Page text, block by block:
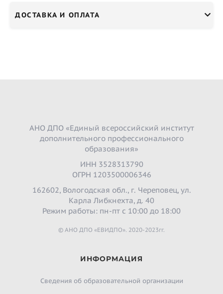
ДОСТАВКА И ОПЛАТА
АНО ДПО «Единый всероссийский институт
дополнительного профессионального
образования»
ИНН 3528313790
ОГРН 1203500006346
162602, Вологодская обл., г. Череповец, ул.
Карла Либкнехта, д. 40
Режим работы: пн-пт с 10:00 до 18:00
© АНО ДПО «ЕВИДПО». 2020-2023гг.
ИНФОРМАЦИЯ
Сведения об образовательной организации